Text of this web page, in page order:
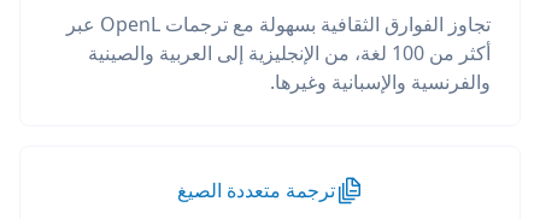
تجاوز الفوارق الثقافية بسهولة مع ترجمات OpenL عبر
أكثر من 100 لغة، من الإنجليزية إلى العربية والصينية
والفرنسية والإسبانية وغيرها.
ترجمة متعددة الصيغ